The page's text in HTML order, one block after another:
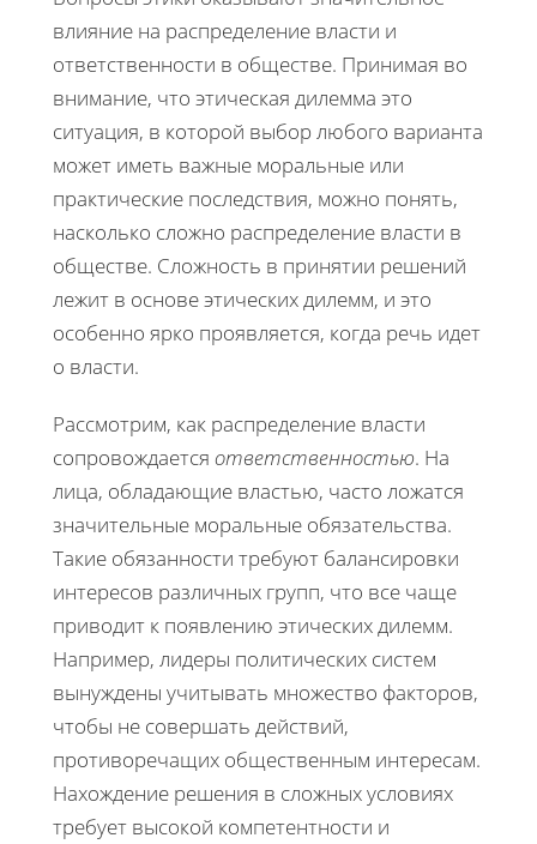
влияние на распределение власти и
ответственности в обществе. Принимая во
внимание, что этическая дилемма это
ситуация, в которой выбор любого варианта
может иметь важные моральные или
практические последствия, можно понять,
насколько сложно распределение власти в
обществе. Сложность в принятии решений
лежит в основе этических дилемм, и это
особенно ярко проявляется, когда речь идет
о власти.
Рассмотрим, как распределение власти
сопровождается ответственностью. На
лица, обладающие властью, часто ложатся
значительные моральные обязательства.
Такие обязанности требуют балансировки
интересов различных групп, что все чаще
приводит к появлению этических дилемм.
Например, лидеры политических систем
вынуждены учитывать множество факторов,
чтобы не совершать действий,
противоречащих общественным интересам.
Нахождение решения в сложных условиях
требует высокой компетентности и